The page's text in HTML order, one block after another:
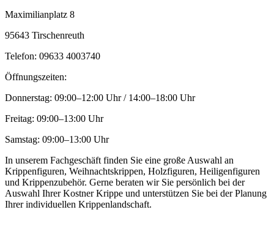
Maximilianplatz 8
95643 Tirschenreuth
Telefon: 09633 4003740
Öffnungszeiten:
Donnerstag: 09:00–12:00 Uhr / 14:00–18:00 Uhr
Freitag: 09:00–13:00 Uhr
Samstag: 09:00–13:00 Uhr
In unserem Fachgeschäft finden Sie eine große Auswahl an
Krippenfiguren, Weihnachtskrippen, Holzfiguren, Heiligenfiguren
und Krippenzubehör. Gerne beraten wir Sie persönlich bei der
Auswahl Ihrer Kostner Krippe und unterstützen Sie bei der Planung
Ihrer individuellen Krippenlandschaft.